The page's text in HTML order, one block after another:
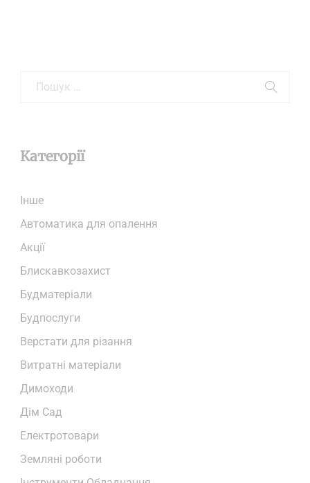
Категорії
Iнше
Автоматика для опалення
Акції
Блискавкозахист
Будматеріали
Будпослуги
Верстати для різання
Витратні матеріали
Димоходи
Дім Сад
Електротовари
Земляні роботи